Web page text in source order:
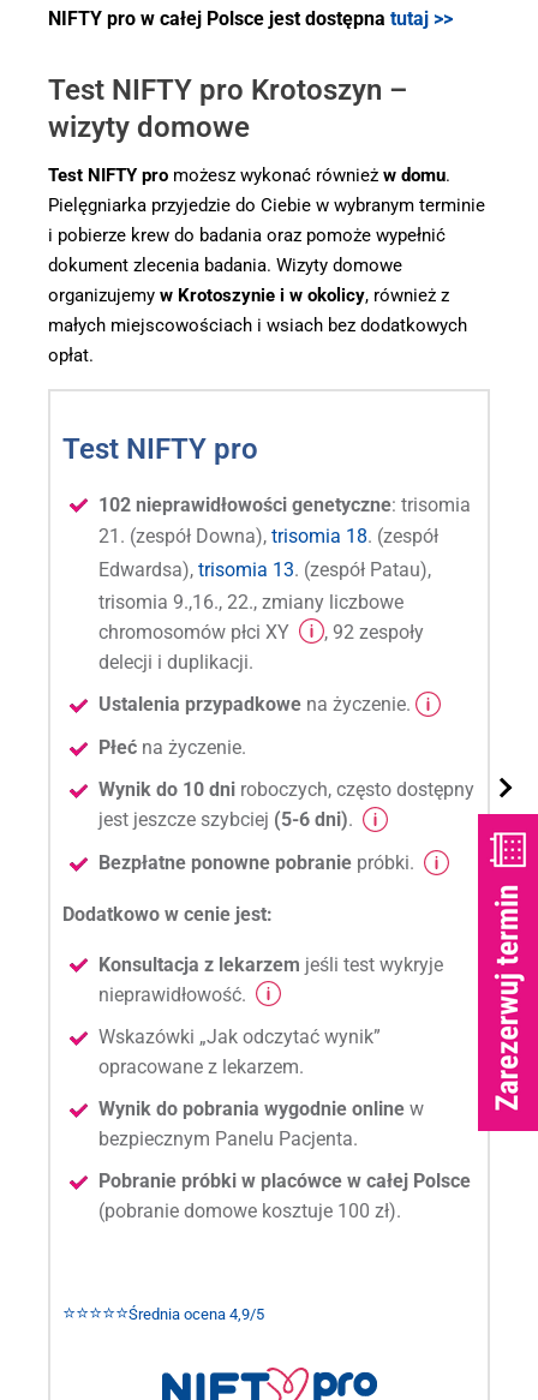
NIFTY pro w całej Polsce jest dostępna tutaj >>
Test NIFTY pro Krotoszyn –
wizyty domowe
Test NIFTY pro możesz wykonać również w domu.
Pielęgniarka przyjedzie do Ciebie w wybranym terminie
i pobierze krew do badania oraz pomoże wypełnić
dokument zlecenia badania. Wizyty domowe
organizujemy w Krotoszynie i w okolicy, również z
małych miejscowościach i wsiach bez dodatkowych
opłat.
Test NIFTY pro
102 nieprawidłowości genetyczne: trisomia
21. (zespół Downa), trisomia 18. (zespół
Edwardsa), trisomia 13. (zespół Patau),
trisomia 9.,16., 22., zmiany liczbowe
chromosomów płci XY
, 92 zespoły
delecji i duplikacji.
Ustalenia przypadkowe na życzenie.
Płeć na życzenie.
Wynik do 10 dni roboczych, często dostępny
jest jeszcze szybciej (5-6 dni).
Bezpłatne ponowne pobranie próbki.
Dodatkowo w cenie jest:
Konsultacja z lekarzem jeśli test wykryje
nieprawidłowość.
Wskazówki „Jak odczytać wynik”
opracowane z lekarzem.
Wynik do pobrania wygodnie online w
bezpiecznym Panelu Pacjenta.
Pobranie próbki w placówce w całej Polsce
(pobranie domowe kosztuje 100 zł).
⭐⭐⭐⭐⭐Średnia ocena 4,9/5